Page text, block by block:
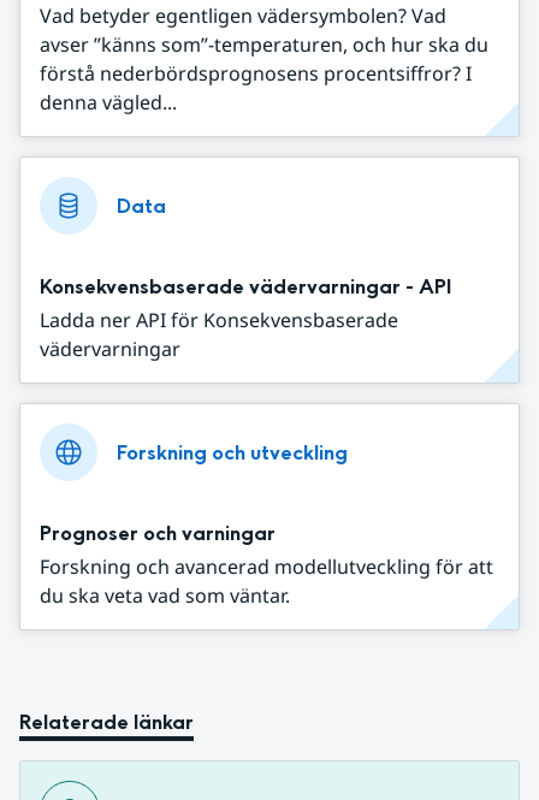
Vad betyder egentligen vädersymbolen? Vad
avser ”känns som”-temperaturen, och hur ska du
förstå nederbördsprognosens procentsiffror? I
denna vägled...
Data
Konsekvensbaserade vädervarningar - API
Ladda ner API för Konsekvensbaserade
vädervarningar
Forskning och utveckling
Prognoser och varningar
Forskning och avancerad modellutveckling för att
du ska veta vad som väntar.
Relaterade länkar